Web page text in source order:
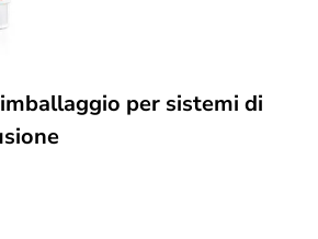
per sistemi di